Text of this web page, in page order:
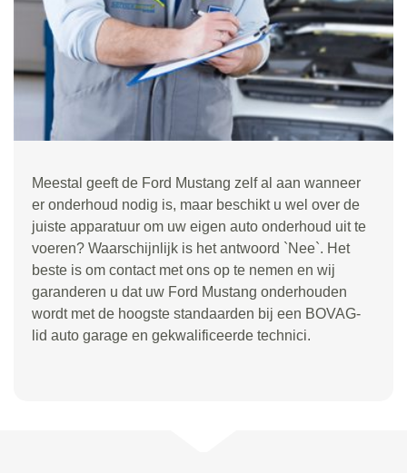
Meestal geeft de Ford Mustang zelf al aan wanneer
er onderhoud nodig is, maar beschikt u wel over de
juiste apparatuur om uw eigen auto onderhoud uit te
voeren? Waarschijnlijk is het antwoord `Nee`. Het
beste is om contact met ons op te nemen en wij
garanderen u dat uw Ford Mustang onderhouden
wordt met de hoogste standaarden bij een BOVAG-
lid auto garage en gekwalificeerde technici.